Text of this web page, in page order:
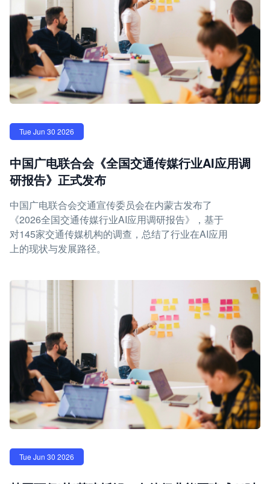
Tue Jun 30 2026
中国广电联合会《全国交通传媒行业AI应用调
研报告》正式发布
中国广电联合会交通宣传委员会在内蒙古发布了
《2026全国交通传媒行业AI应用调研报告》，基于
对145家交通传媒机构的调查，总结了行业在AI应用
上的现状与发展路径。
Tue Jun 30 2026